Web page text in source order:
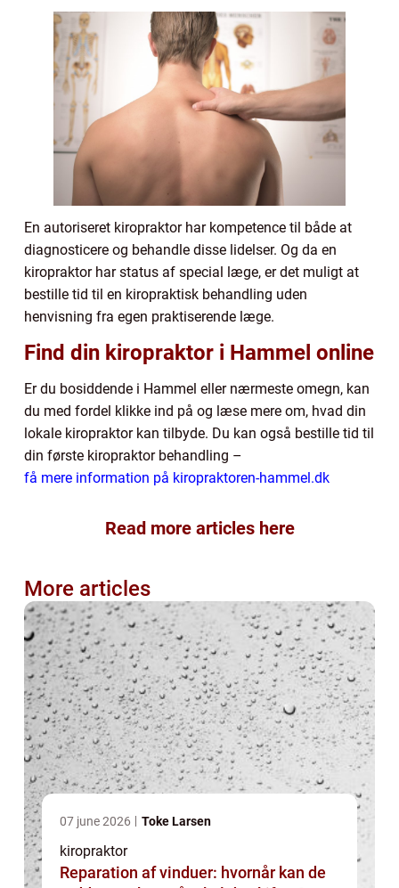
En autoriseret kiropraktor har kompetence til både at
diagnosticere og behandle disse lidelser. Og da en
kiropraktor har status af special læge, er det muligt at
bestille tid til en kiropraktisk behandling uden
henvisning fra egen praktiserende læge.
Find din kiropraktor i Hammel online
Er du bosiddende i Hammel eller nærmeste omegn, kan
du med fordel klikke ind på og læse mere om, hvad din
lokale kiropraktor kan tilbyde. Du kan også bestille tid til
din første kiropraktor behandling –
få mere information på kiropraktoren-hammel.dk
Read more articles here
More articles
07 june 2026 Toke Larsen
kiropraktor
Reparation af vinduer: hvornår kan de